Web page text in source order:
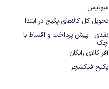
سوئیس
تحویل کل کالاهای پکیج در ابتدا
نقدی - پیش پرداخت و اقساط با
چک
آفر کالای رایگان
پکیج فیکسچر